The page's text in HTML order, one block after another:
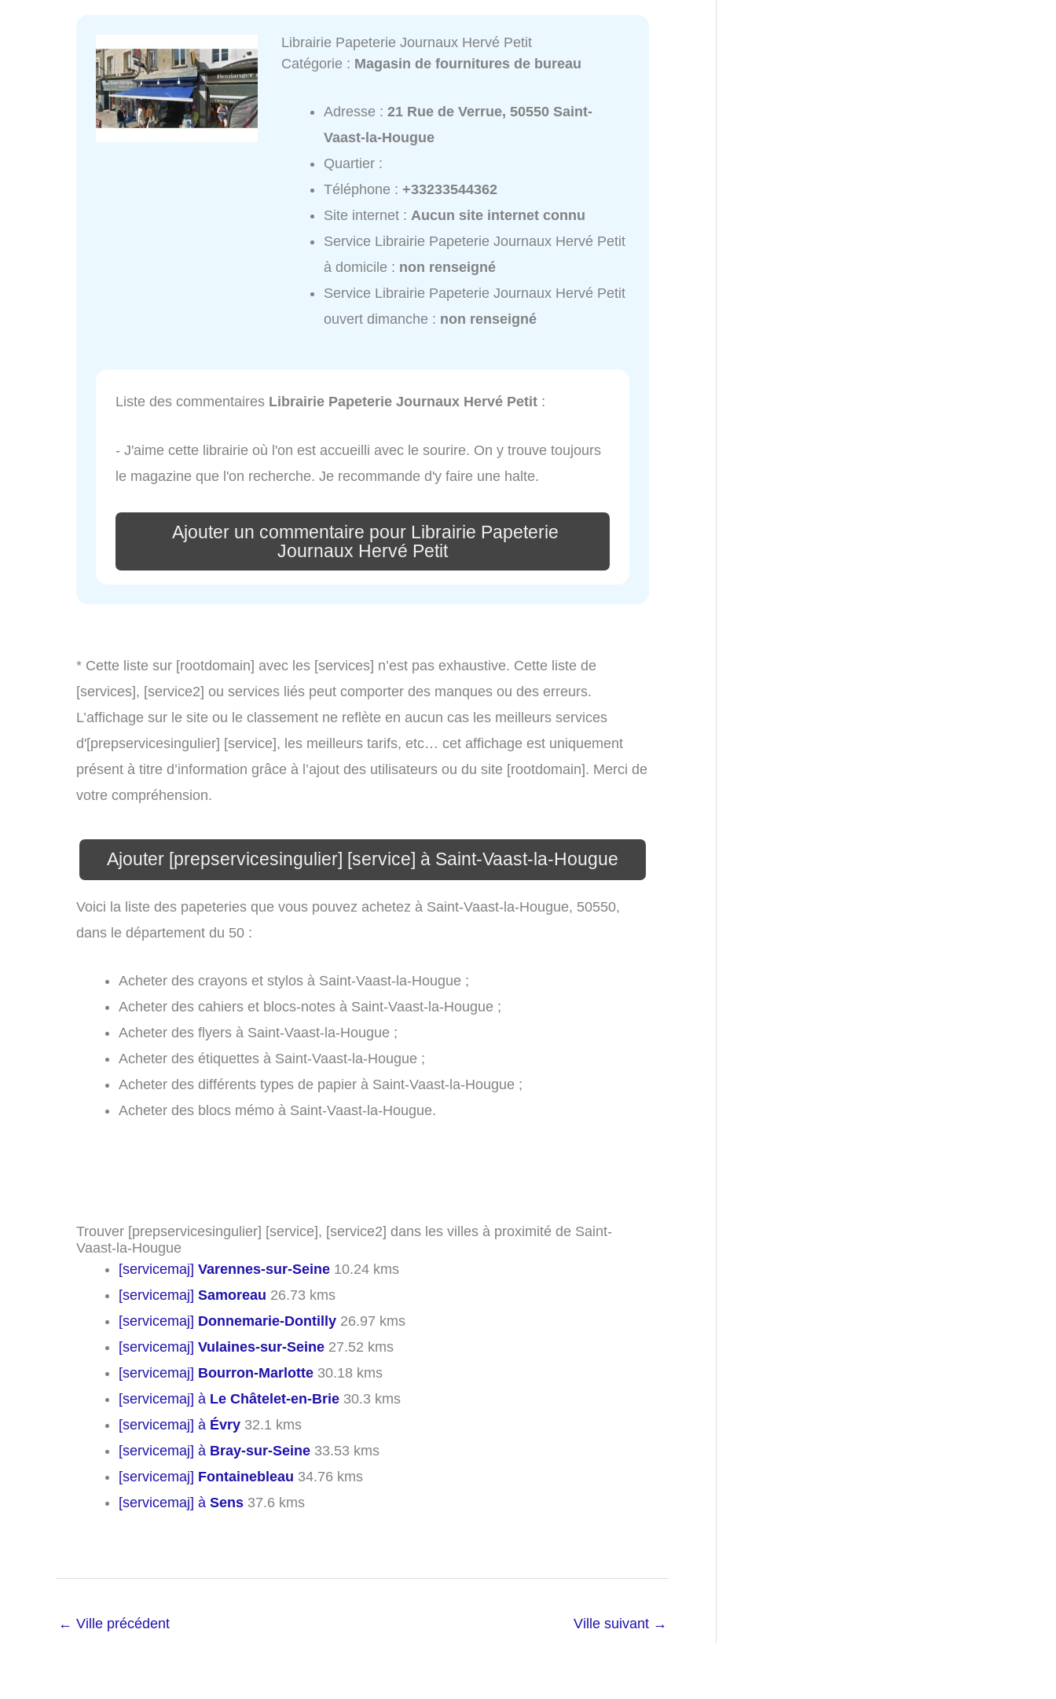
Librairie Papeterie Journaux Hervé Petit
Catégorie : Magasin de fournitures de bureau
Adresse :21 Rue de Verrue, 50550 Saint-
Vaast-la-Hougue
Quartier :
Téléphone :+33233544362
Site internet :Aucun site internet connu
Service Librairie Papeterie Journaux Hervé Petit
à domicile : non renseigné
Service Librairie Papeterie Journaux Hervé Petit
ouvert dimanche : non renseigné
Liste des commentaires Librairie Papeterie Journaux Hervé Petit :
- J'aime cette librairie où l'on est accueilli avec le sourire. On y trouve toujours
le magazine que l'on recherche. Je recommande d'y faire une halte.
Ajouter un commentaire pour Librairie Papeterie
Journaux Hervé Petit
* Cette liste sur [rootdomain] avec les [services] n’est pas exhaustive. Cette liste de
[services], [service2] ou services liés peut comporter des manques ou des erreurs.
L’affichage sur le site ou le classement ne reflète en aucun cas les meilleurs services
d'[prepservicesingulier] [service], les meilleurs tarifs, etc… cet affichage est uniquement
présent à titre d’information grâce à l’ajout des utilisateurs ou du site [rootdomain]. Merci de
votre compréhension.
Ajouter [prepservicesingulier] [service] à Saint-Vaast-la-Hougue
Voici la liste des papeteries que vous pouvez achetez à Saint-Vaast-la-Hougue, 50550,
dans le département du 50 :
Acheter des crayons et stylos à Saint-Vaast-la-Hougue ;
Acheter des cahiers et blocs-notes à Saint-Vaast-la-Hougue ;
Acheter des flyers à Saint-Vaast-la-Hougue ;
Acheter des étiquettes à Saint-Vaast-la-Hougue ;
Acheter des différents types de papier à Saint-Vaast-la-Hougue ;
Acheter des blocs mémo à Saint-Vaast-la-Hougue.
Trouver [prepservicesingulier] [service], [service2] dans les villes à proximité de Saint-
Vaast-la-Hougue
[servicemaj] Varennes-sur-Seine 10.24 kms
[servicemaj] Samoreau 26.73 kms
[servicemaj] Donnemarie-Dontilly 26.97 kms
[servicemaj] Vulaines-sur-Seine 27.52 kms
[servicemaj] Bourron-Marlotte 30.18 kms
[servicemaj] à Le Châtelet-en-Brie 30.3 kms
[servicemaj] à Évry 32.1 kms
[servicemaj] à Bray-sur-Seine 33.53 kms
[servicemaj] Fontainebleau 34.76 kms
[servicemaj] à Sens 37.6 kms
← Ville précédent Ville suivant →